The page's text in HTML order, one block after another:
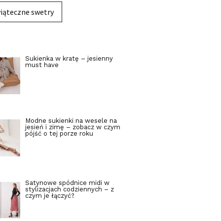
swetry
Sukienka w kratę – jesienny
must have
Modne sukienki na wesele na
jesień i zimę – zobacz w czym
pójść o tej porze roku
Satynowe spódnice midi w
stylizacjach codziennych – z
czym je łączyć?